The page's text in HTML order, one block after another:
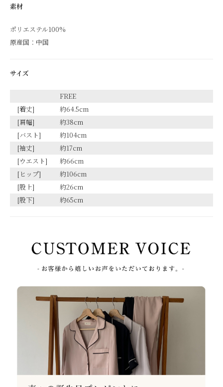
素材
ポリエステル100%
原産国：中国
サイズ
FREE
[着丈]
約64.5cm
[肩幅]
約38cm
[バスト]
約104cm
[袖丈]
約17cm
[ウエスト]
約66cm
[ヒップ]
約106cm
[股上]
約26cm
[股下]
約65cm